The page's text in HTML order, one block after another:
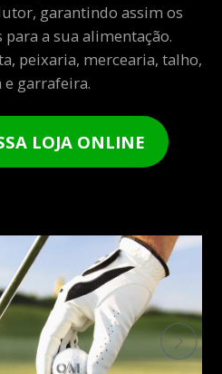
garantindo assim os
a sua alimentação.
peixaria, mercearia, talho,
e garrafeira.
LOJA ONLINE